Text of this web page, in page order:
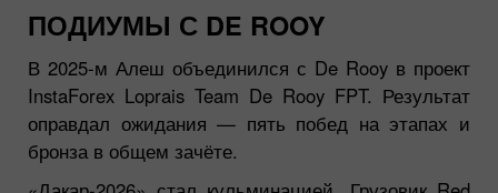
ПОДИУМЫ С DE ROOY
В 2025-м Алеш объединился с De Rooy в проект
InstaForex Loprais Team De Rooy FPT. Результат
оправдал ожидания — пять побед на этапах и
бронза в общем зачёте.